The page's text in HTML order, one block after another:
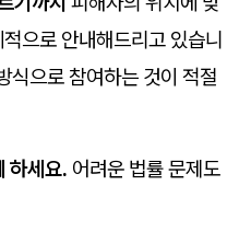
으로 안내해드리고 있습니
식으로 참여하는 것이 적절
하세요. 어려운 법률 문제도